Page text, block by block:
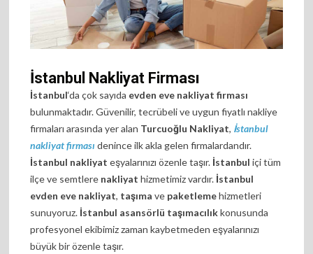
İstanbul Nakliyat Firması
İstanbul‘da çok sayıda evden eve nakliyat firması
bulunmaktadır. Güvenilir, tecrübeli ve uygun fiyatlı nakliye
firmaları arasında yer alan Turcuoğlu Nakliyat, İstanbul
nakliyat firması denince ilk akla gelen firmalardandır.
İstanbul nakliyat eşyalarınızı özenle taşır. İstanbul içi tüm
ilçe ve semtlere nakliyat hizmetimiz vardır. İstanbul
evden eve nakliyat, taşıma ve paketlemehizmetleri
sunuyoruz. İstanbul asansörlü taşımacılıkkonusunda
profesyonel ekibimiz zaman kaybetmeden eşyalarınızı
büyük bir özenle taşır.